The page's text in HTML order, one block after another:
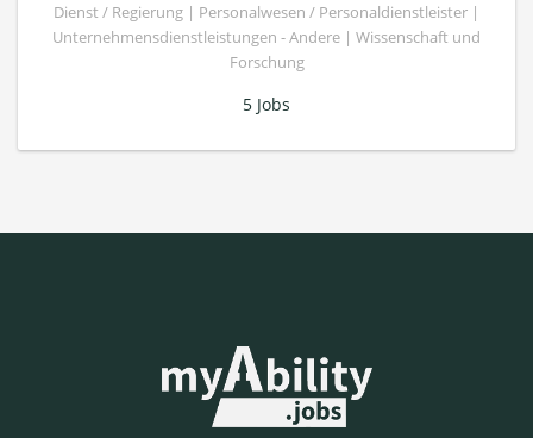
Dienst / Regierung | Personalwesen / Personaldienstleister |
Unternehmensdienstleistungen - Andere | Wissenschaft und
Forschung
5 Jobs